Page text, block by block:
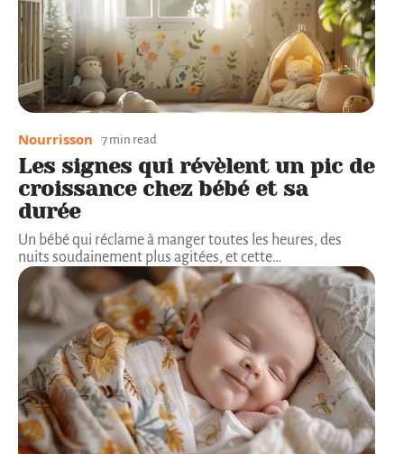
Nourrisson 7 min read
Les signes qui révèlent un pic de
croissance chez bébé et sa
durée
Un bébé qui réclame à manger toutes les heures, des
nuits soudainement plus agitées, et cette…